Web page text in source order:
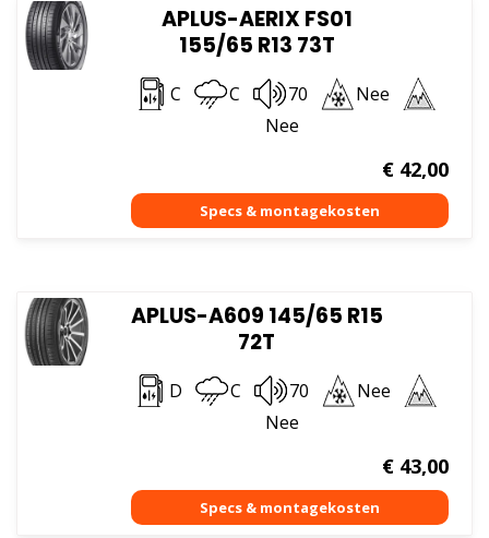
APLUS-AERIX FS01
155/65 R13 73T
C C 70
Nee
Nee
€42,00
APLUS-A609 145/65 R15
72T
D C 70
Nee
Nee
€43,00